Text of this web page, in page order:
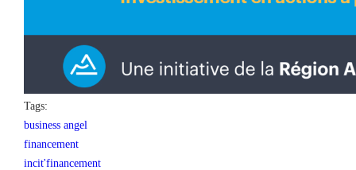
Tags:
business angel
financement
incit'financement